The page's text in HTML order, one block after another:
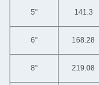
5" 141.3
6" 168.28
8" 219.08